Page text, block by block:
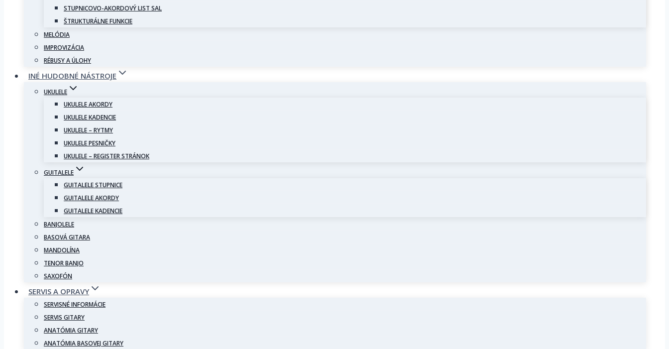
STUPNICOVO-AKORDOVÝ LIST SAL
ŠTRUKTURÁLNE FUNKCIE
MELÓDIA
IMPROVIZÁCIA
RÉBUSY A ÚLOHY
INÉ HUDOBNÉ NÁSTROJE
UKULELE
UKULELE AKORDY
UKULELE KADENCIE
UKULELE – RYTMY
UKULELE PESNIČKY
UKULELE – REGISTER STRÁNOK
GUITALELE
GUITALELE STUPNICE
GUITALELE AKORDY
GUITALELE KADENCIE
BANJOLELE
BASOVÁ GITARA
MANDOLÍNA
TENOR BANJO
SAXOFÓN
SERVIS A OPRAVY
SERVISNÉ INFORMÁCIE
SERVIS GITARY
ANATÓMIA GITARY
ANATÓMIA BASOVEJ GITARY